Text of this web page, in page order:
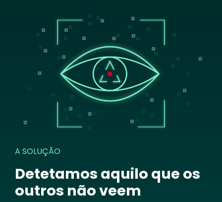
A SOLUÇÃO
Detetamos aquilo que os
outros não veem